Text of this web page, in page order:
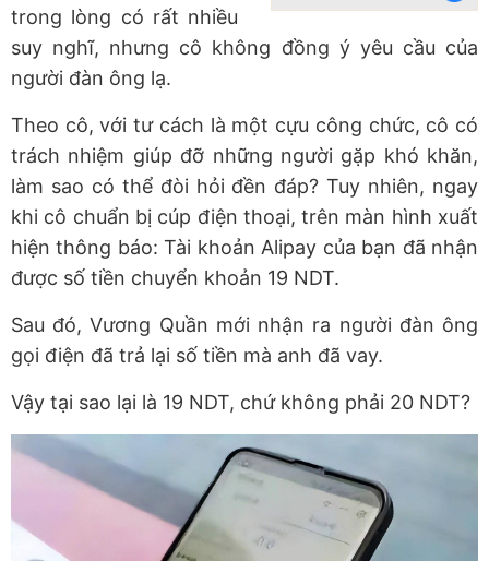
trong lòng có rất nhiều
suy nghĩ, nhưng cô không đồng ý yêu cầu của
người đàn ông lạ.
Theo cô, với tư cách là một cựu công chức, cô có
trách nhiệm giúp đỡ những người gặp khó khăn,
làm sao có thể đòi hỏi đền đáp? Tuy nhiên, ngay
khi cô chuẩn bị cúp điện thoại, trên màn hình xuất
hiện thông báo: Tài khoản Alipay của bạn đã nhận
được số tiền chuyển khoản 19 NDT.
Sau đó, Vương Quần mới nhận ra người đàn ông
gọi điện đã trả lại số tiền mà anh đã vay.
Vậy tại sao lại là 19 NDT, chứ không phải 20 NDT?